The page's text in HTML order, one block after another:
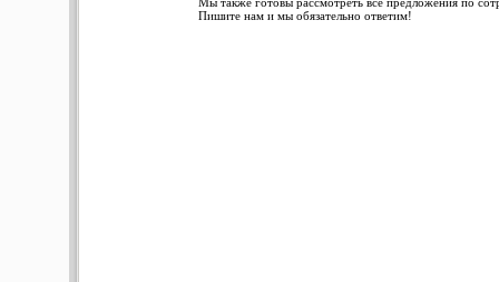
Пишите нам и мы обязательно ответим!